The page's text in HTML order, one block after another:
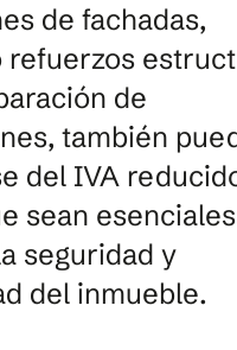
de fachadas,
refuerzos
de
también
del IVA
sean
seguridad y
del inmueble.